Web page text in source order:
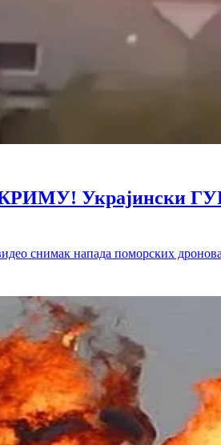
Украјински ГУР
снимак напада поморских